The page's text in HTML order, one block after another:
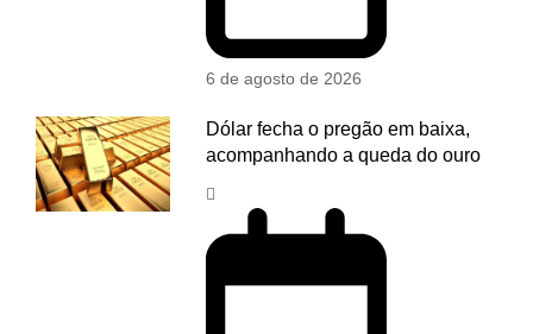
6 de agosto de 2026
Dólar fecha o pregão em baixa,
acompanhando a queda do ouro